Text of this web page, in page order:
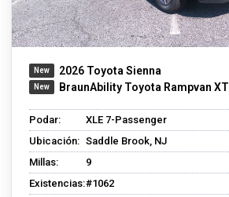
2026 Toyota Sienna
BraunAbility Toyota Rampvan XT
Podar:
XLE 7-Passenger
Ubicación: Saddle Brook, NJ
Millas:
9
Existencias:#1062